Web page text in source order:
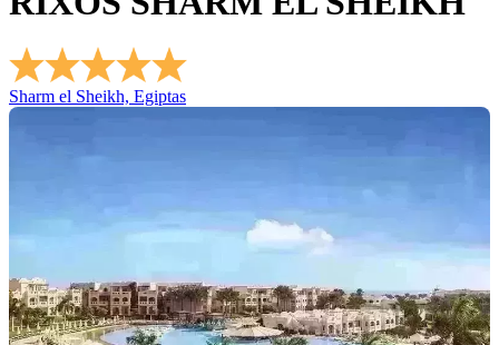
Sharm el Sheikh, Egiptas